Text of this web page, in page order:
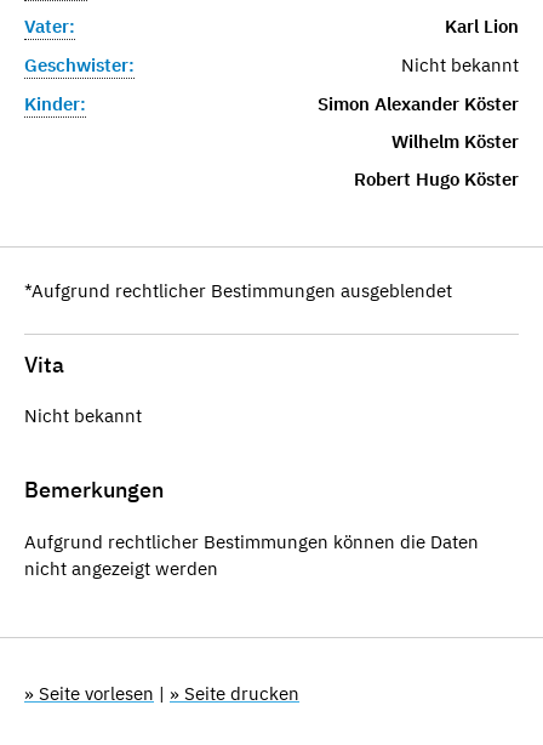
Vater:
Karl Lion
Geschwister:
Nicht bekannt
Kinder:
Simon Alexander Köster
Wilhelm Köster
Robert Hugo Köster
*Aufgrund rechtlicher Bestimmungen ausgeblendet
Vita
Nicht bekannt
Bemerkungen
Aufgrund rechtlicher Bestimmungen können die Daten
nicht angezeigt werden
» Seite vorlesen | » Seite drucken